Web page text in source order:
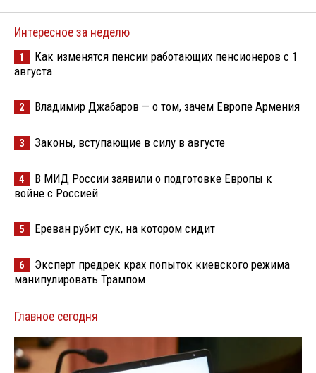
Интересное за неделю
1
Как изменятся пенсии работающих пенсионеров с 1
августа
2 Владимир Джабаров — о том, зачем Европе Армения
3 Законы, вступающие в силу в августе
4
В МИД России заявили о подготовке Европы к
войне с Россией
5 Ереван рубит сук, на котором сидит
6
Эксперт предрек крах попыток киевского режима
манипулировать Трампом
Главное сегодня